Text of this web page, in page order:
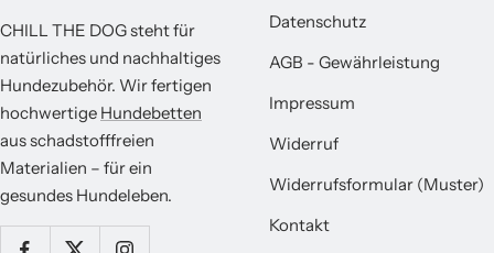
CHILL THE DOG steht für
natürliches und nachhaltiges
Hundezubehör. Wir fertigen
hochwertige Hundebetten
aus schadstofffreien
Materialien – für ein
gesundes Hundeleben.
Datenschutz
AGB - Gewährleistung
Impressum
Widerruf
Widerrufsformular (Muster)
Kontakt